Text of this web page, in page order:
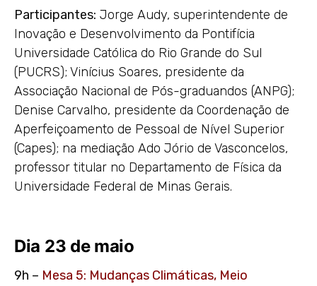
Participantes: Jorge Audy, superintendente de
Inovação e Desenvolvimento da Pontifícia
Universidade Católica do Rio Grande do Sul
(PUCRS); Vinícius Soares, presidente da
Associação Nacional de Pós-graduandos (ANPG);
Denise Carvalho, presidente da Coordenação de
Aperfeiçoamento de Pessoal de Nível Superior
(Capes); na mediação Ado Jório de Vasconcelos,
professor titular no Departamento de Física da
Universidade Federal de Minas Gerais.
Dia 23 de maio
9h – Mesa 5: Mudanças Climáticas, Meio